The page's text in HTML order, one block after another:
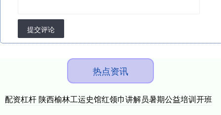
提交评论
热点资讯
配资杠杆 陕西榆林工运史馆红领巾讲解员暑期公益培训开班